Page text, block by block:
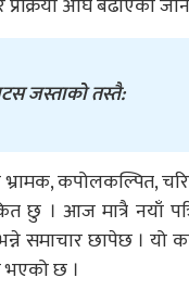
जस्ताको तस्तै:
कपोलकल्पित,
छु । आज मात्रै नयाँ
समाचार छापेछ । यो
भएको छ ।